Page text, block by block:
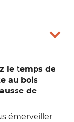
le temps de
au bois
de
émerveiller